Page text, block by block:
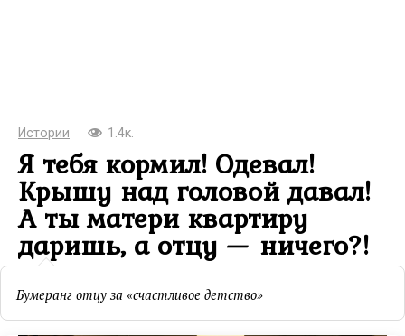
Истории 1.4к.
Я тебя кормил! Одевал!
Крышу над головой давал!
А ты матери квартиру
даришь, а отцу — ничего?!
Бумеранг отцу за «счастливое детство»